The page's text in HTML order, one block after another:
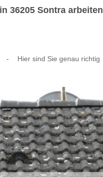
36205 Sontra
- Hier sind Sie genau richtig